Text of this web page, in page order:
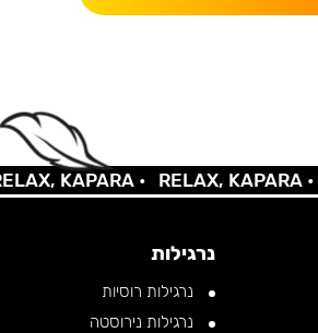
KAPARA • RELAX, KAPARA •
נרגילות
נרגילות רוסיות
נרגילות נירוסטה